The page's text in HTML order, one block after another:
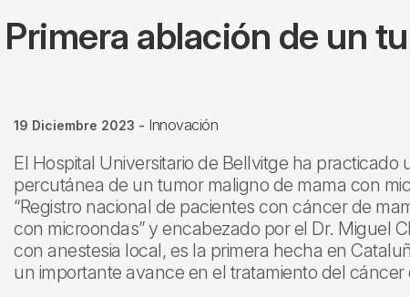
Primera ablación de un
19 Diciembre 2023 - Innovación
El Hospital Universitario de Bellvitge ha practicado
percutánea de un tumor maligno de mama con
“Registro nacional de pacientes con cáncer de
con microondas” y encabezado por el Dr. Miguel
con anestesia local, es la primera hecha en
un importante avance en el tratamiento del cáncer